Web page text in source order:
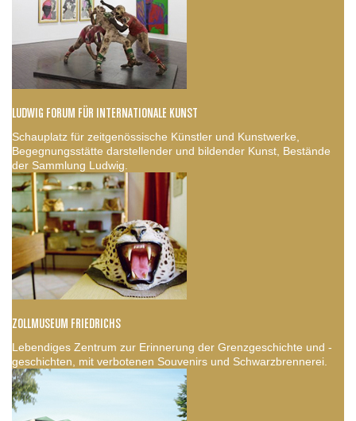
LUDWIG FORUM FÜR INTERNATIONALE KUNST
Schauplatz für zeitgenössische Künstler und Kunstwerke,
Begegnungsstätte darstellender und bildender Kunst, Bestände
der Sammlung Ludwig.
ZOLLMUSEUM FRIEDRICHS
Lebendiges Zentrum zur Erinnerung der Grenzgeschichte und -
geschichten, mit verbotenen Souvenirs und Schwarzbrennerei.